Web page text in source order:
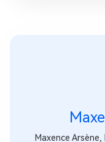
Maxence